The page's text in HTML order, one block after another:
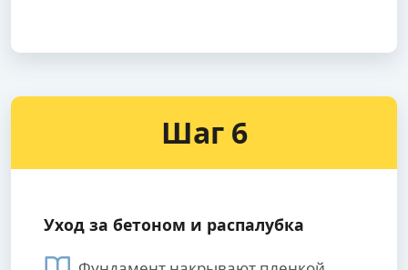
Шаг 6
Уход за бетоном и распалубка